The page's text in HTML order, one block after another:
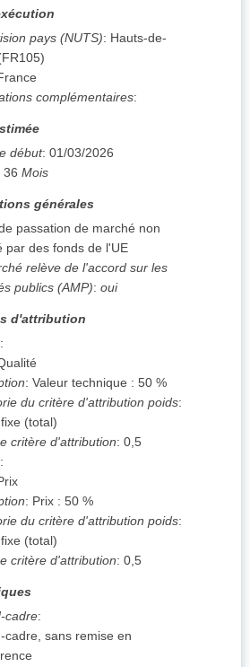
pays (NUTS): Hauts-de-
FR105)
complémentaires:
début: 01/03/2026
36 Mois
générales
passation de marché non
par des fonds de l'UE
relève de l'accord sur les
publics (AMP): oui
d'attribution
:
: Valeur technique : 50 %
du critère d'attribution poids:
(total)
critère d'attribution: 0,5
:
: Prix : 50 %
du critère d'attribution poids:
(total)
critère d'attribution: 0,5
cadre:
cadre, sans remise en